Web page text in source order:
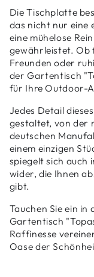
Die Tischplatte
das nicht nur eine
eine mühelose
gewährleistet. Ob
Freunden oder
der Gartentisch
für Ihre Outdoor-
Jedes Detail
gestaltet, von der
deutschen
einem einzigen
spiegelt sich auch
wider, die Ihnen
gibt.
Tauchen Sie ein in
Gartentisch
Raffinesse
Oase der